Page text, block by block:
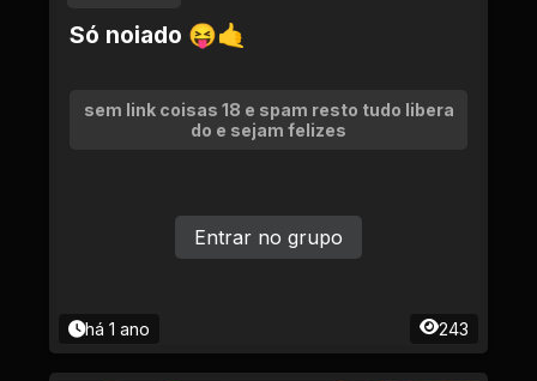
Só noiado 😝🤙
sem link coisas 18 e spam resto tudo libera
do e sejam felizes
há 1 ano 243
Entrar no grupo